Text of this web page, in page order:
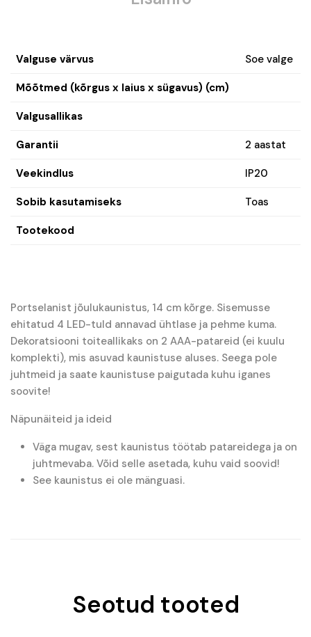
Valguse värvus Soe valge
Mõõtmed (kõrgus x laius x sügavus) (cm)
Valgusallikas
Garantii 2 aastat
Veekindlus IP20
Sobib kasutamiseks Toas
Tootekood
Portselanist jõulukaunistus, 14 cm kõrge. Sisemusse
ehitatud 4 LED-tuld annavad ühtlase ja pehme kuma.
Dekoratsiooni toiteallikaks on 2 AAA-patareid (ei kuulu
komplekti), mis asuvad kaunistuse aluses. Seega pole
juhtmeid ja saate kaunistuse paigutada kuhu iganes
soovite!
Näpunäiteid ja ideid
Väga mugav, sest kaunistus töötab patareidega ja on
juhtmevaba. Võid selle asetada, kuhu vaid soovid!
See kaunistus ei ole mänguasi.
Seotud tooted